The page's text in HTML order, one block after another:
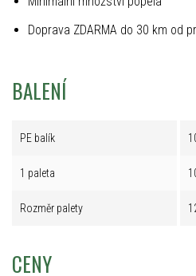
Doprava ZDARMA do 30 km od
BALENÍ
PE balík
1 paleta
Rozměr palety
CENY